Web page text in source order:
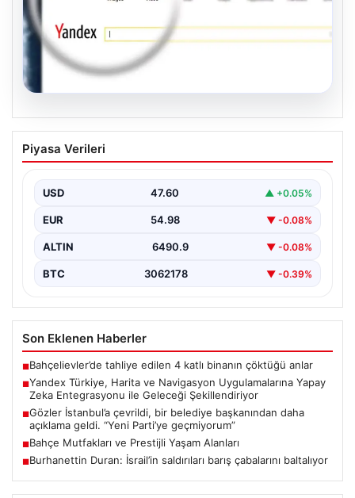
05.08.2026
Yandex Türkiye, Harita ve Navigasyon
Uygulamalarına Yapay Zeka
Şekillendiriyor
Yandex Türkiye, teknolojik gelişmeler ışığında önemli
bir adım atarak, en popüler harita ve navigasyon…
Piyasa Verileri
USD 47.60 ▲ +0.05%
EUR 54.98 ▼ -0.08%
ALTIN 6490.9 ▼ -0.08%
BTC 3062178 ▼ -0.39%
Son Eklenen Haberler
■Bahçelievler’de tahliye edilen 4 katlı binanın çöktüğü anlar
■Yandex Türkiye, Harita ve Navigasyon Uygulamalarına Yapay
Zeka Entegrasyonu ile Geleceği Şekillendiriyor
■Gözler İstanbul’a çevrildi, bir belediye başkanından daha
açıklama geldi. “Yeni Parti’ye geçmiyorum”
■Bahçe Mutfakları ve Prestijli Yaşam Alanları
■Burhanettin Duran: İsrail’in saldırıları barış çabalarını baltalıyor